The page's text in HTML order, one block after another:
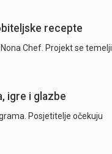
recepte
Chef. Projekt se temelji
igre i glazbe
Posjetitelje očekuju